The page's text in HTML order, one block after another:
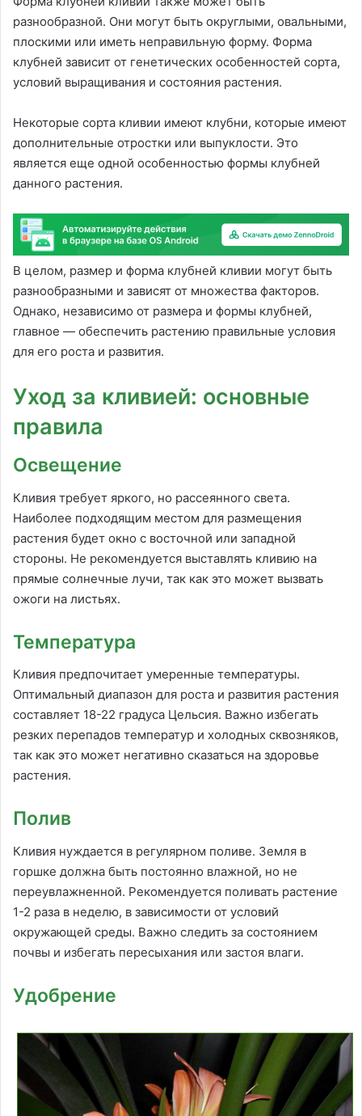
разнообразной. Они могут быть округлыми, овальными,
плоскими или иметь неправильную форму. Форма
клубней зависит от генетических особенностей сорта,
условий выращивания и состояния растения.
Некоторые сорта кливии имеют клубни, которые имеют
дополнительные отростки или выпуклости. Это
является еще одной особенностью формы клубней
данного растения.
В целом, размер и форма клубней кливии могут быть
разнообразными и зависят от множества факторов.
Однако, независимо от размера и формы клубней,
главное — обеспечить растению правильные условия
для его роста и развития.
Уход за кливией: основные
правила
Освещение
Кливия требует яркого, но рассеянного света.
Наиболее подходящим местом для размещения
растения будет окно с восточной или западной
стороны. Не рекомендуется выставлять кливию на
прямые солнечные лучи, так как это может вызвать
ожоги на листьях.
Температура
Кливия предпочитает умеренные температуры.
Оптимальный диапазон для роста и развития растения
составляет 18-22 градуса Цельсия. Важно избегать
резких перепадов температур и холодных сквозняков,
так как это может негативно сказаться на здоровье
растения.
Полив
Кливия нуждается в регулярном поливе. Земля в
горшке должна быть постоянно влажной, но не
переувлажненной. Рекомендуется поливать растение
1-2 раза в неделю, в зависимости от условий
окружающей среды. Важно следить за состоянием
почвы и избегать пересыхания или застоя влаги.
Удобрение